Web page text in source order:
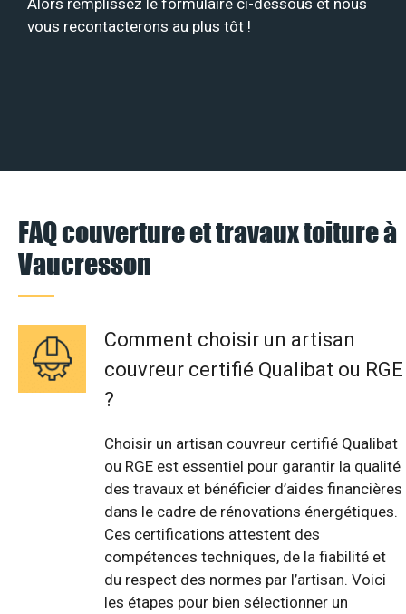
Alors remplissez le formulaire ci-dessous et nous
vous recontacterons au plus tôt !
FAQ couverture et travaux toiture à
Vaucresson
Comment choisir un artisan
couvreur certifié Qualibat ou RGE
?
Choisir un artisan couvreur certifié Qualibat
ou RGE est essentiel pour garantir la qualité
des travaux et bénéficier d’aides financières
dans le cadre de rénovations énergétiques.
Ces certifications attestent des
compétences techniques, de la fiabilité et
du respect des normes par l’artisan. Voici
les étapes pour bien sélectionner un